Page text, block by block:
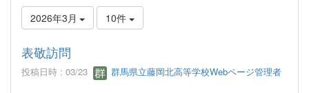
2026年3月 10件
表敬訪問
投稿日時 : 03/23 群馬県立藤岡北高等学校Webページ管理者